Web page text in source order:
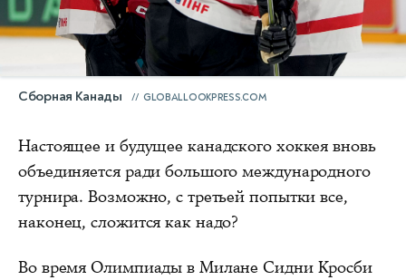
Сборная Канады GLOBALLOOKPRESS.COM
Настоящее и будущее канадского хоккея вновь
объединяется ради большого международного
турнира. Возможно, с третьей попытки все,
наконец, сложится как надо?
Во время Олимпиады в Милане Сидни Кросби